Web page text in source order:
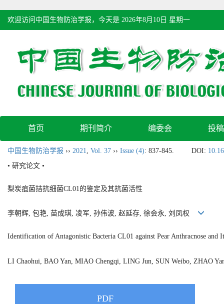
欢迎访问中国生物防治学报，今天是 2026年8月10日 星期一
首页 期刊简介 编委会 投
中国生物防治学报 ›› 2021, Vol. 37 ›› Issue (4): 837-845. DOI:
• 研究论文 •
梨炭疽菌拮抗细菌CL01的鉴定及其抗菌活性
李朝辉, 包艳, 苗成琪, 凌军, 孙伟波, 赵延存, 徐会永, 刘凤权
Identification of Antagonistic Bacteria CL01 against Pear Anthracnose and
LI Chaohui, BAO Yan, MIAO Chengqi, LING Jun, SUN Weibo, ZHAO
PDF